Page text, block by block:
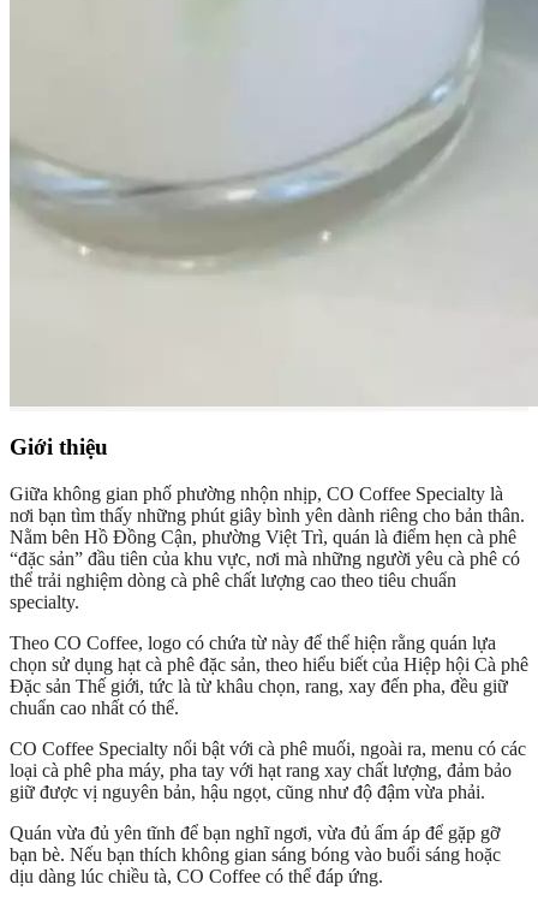
Giới thiệu
Giữa không gian phố phường nhộn nhịp, CO Coffee Specialty là
nơi bạn tìm thấy những phút giây bình yên dành riêng cho bản thân.
Nằm bên Hồ Đồng Cận, phường Việt Trì, quán là điểm hẹn cà phê
“đặc sản” đầu tiên của khu vực, nơi mà những người yêu cà phê có
thể trải nghiệm dòng cà phê chất lượng cao theo tiêu chuẩn
specialty.
Theo CO Coffee, logo có chứa từ này để thể hiện rằng quán lựa
chọn sử dụng hạt cà phê đặc sản, theo hiểu biết của Hiệp hội Cà phê
Đặc sản Thế giới, tức là từ khâu chọn, rang, xay đến pha, đều giữ
chuẩn cao nhất có thể.
CO Coffee Specialty nổi bật với cà phê muối, ngoài ra, menu có các
loại cà phê pha máy, pha tay với hạt rang xay chất lượng, đảm bảo
giữ được vị nguyên bản, hậu ngọt, cũng như độ đậm vừa phải.
Quán vừa đủ yên tĩnh để bạn nghĩ ngơi, vừa đủ ấm áp để gặp gỡ
bạn bè. Nếu bạn thích không gian sáng bóng vào buổi sáng hoặc
dịu dàng lúc chiều tà, CO Coffee có thể đáp ứng.